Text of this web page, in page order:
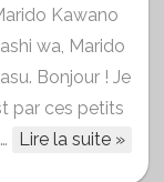
Kawano
wa, Marido
Bonjour ! Je
par ces petits
Lire la suite »